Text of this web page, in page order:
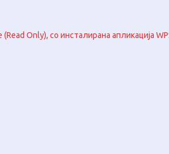
Only), со инсталирана апликација